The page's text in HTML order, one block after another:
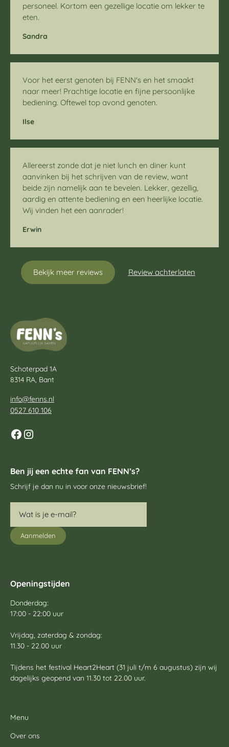
personeel. Kortom een gezellige locatie om lekker te
eten.
Sandra
Voor het eerst genoten bij FENN's en het smaakt
naar meer! Prachtige locatie en fijne persoonlijke
bediening. Oftewel top avond genoten.
Ilse
Allereerst zonde dat je niet lunch en diner kunt
aanvinken bij het schrijven van de review, want
beide zijn namelijk aan te bevelen. Lekker, gezellig,
aardig en attente bediening en een heerlijke locatie.
Wij vinden het een aanrader!
Erwin
Bekijk meer reviews Review achterlaten
Schoterpad 1A
8314 RA, Bant
info@fenns.nl
0527 610 106
Ben jij een echte fan van FENN’s?
Schrijf je dan nu in voor onze nieuwsbrief!
Openingstijden
Donderdag:
17:00 - 22:00 uur
Vrijdag, zaterdag & zondag:
11.30 - 22.00 uur
Tijdens het festival Heart2Heart (31 juli t/m 6 augustus) zijn wij
dagelijks geopend van 11.30 tot 22.00 uur.
Menu
Over ons